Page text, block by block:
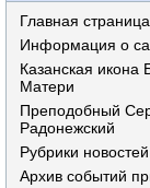
Главная страница
Информация о
Казанская икона
Матери
Преподобный
Радонежский
Рубрики новостей
Архив событий